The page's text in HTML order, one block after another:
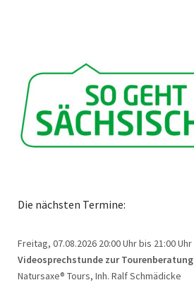
Die nächsten Termine:
Freitag, 07.08.2026 20:00 Uhr bis 21:00 Uhr
Videosprechstunde zur Tourenberatung
Natursaxe® Tours, Inh. Ralf Schmädicke